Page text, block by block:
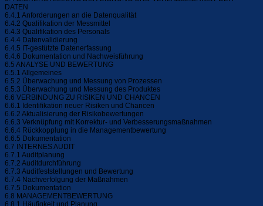
DATEN
6.4.1 Anforderungen an die Datenqualität
6.4.2 Qualifikation der Messmittel
6.4.3 Qualifikation des Personals
6.4.4 Datenvalidierung
6.4.5 IT-gestützte Datenerfassung
6.4.6 Dokumentation und Nachweisführung
6.5 ANALYSE UND BEWERTUNG
6.5.1 Allgemeines
6.5.2 Überwachung und Messung von Prozessen
6.5.3 Überwachung und Messung des Produktes
6.6 VERBINDUNG ZU RISIKEN UND CHANCEN
6.6.1 Identifikation neuer Risiken und Chancen
6.6.2 Aktualisierung der Risikobewertungen
6.6.3 Verknüpfung mit Korrektur- und Verbesserungsmaßnahmen
6.6.4 Rückkopplung in die Managementbewertung
6.6.5 Dokumentation
6.7 INTERNES AUDIT
6.7.1 Auditplanung
6.7.2 Auditdurchführung
6.7.3 Auditfeststellungen und Bewertung
6.7.4 Nachverfolgung der Maßnahmen
6.7.5 Dokumentation
6.8 MANAGEMENTBEWERTUNG
6.8.1 Häufigkeit und Planung